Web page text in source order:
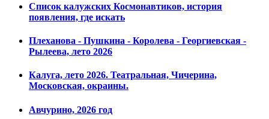
Список калужских Космонавтиков, история
появления, где искать
Плеханова - Пушкина - Королева - Георгиевская -
Рылеева, лето 2026
Калуга, лето 2026. Театральная, Чичерина,
Московская, окраины.
Авчурино, 2026 год